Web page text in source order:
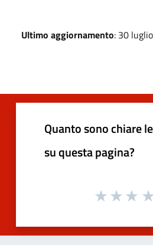
Ultimo aggiornamento: 30
Quanto sono chiare
su questa pagina?